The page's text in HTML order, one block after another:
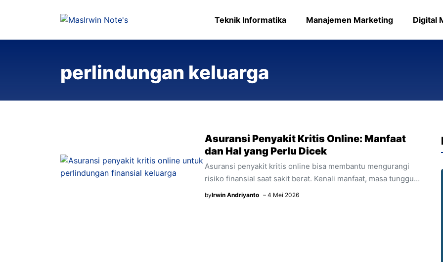
Teknik Informatika Manajemen Marketing Digital
perlindungan keluarga
Asuransi Penyakit Kritis Online: Manfaat
dan Hal yang Perlu Dicek
Asuransi penyakit kritis online bisa membantu mengurangi
risiko finansial saat sakit berat. Kenali manfaat, masa tunggu,
pengecualian, dan proses klaim sebelum membeli.
byIrwin Andriyanto 4 Mei 2026